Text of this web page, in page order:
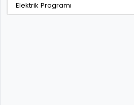
Elektrik Programı